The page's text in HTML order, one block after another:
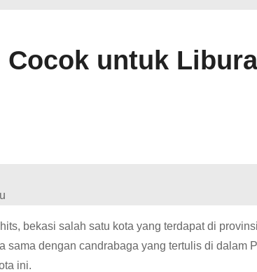
untuk
bekasi salah satu kota yang terdapat di
sama dengan candrabaga yang tertulis di dalam
ini.